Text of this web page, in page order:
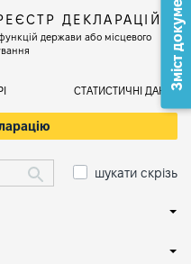
ДЕКЛАРАЦІЙ
держави або місцевого
СТАТИСТИЧНІ ДАНІ
шукати скрізь
Зміст документа